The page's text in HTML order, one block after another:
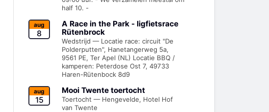
EHPVA & EuSupino 🡺
Forum ligfietsers.nl 🡺
half 10. -
aug
8
A Race in the Park - ligfietsrace
Rütenbrock
Wedstrijd — Locatie race: circuit "De
Polderputten", Hanetangerweg 5a,
9561 PE, Ter Apel (NL) Locatie BBQ /
kamperen: Peterdose Ost 7, 49733
Haren-Rütenbock 8d9
aug
15
Mooi Twente toertocht
Toertocht — Hengevelde, Hotel Hof
van Twente